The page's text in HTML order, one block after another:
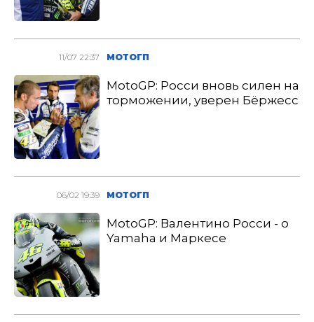
11/07 22:37 МОТОГП
MotoGP: Росси вновь силен на
торможении, уверен Бёржесс
06/02 19:39 МОТОГП
MotoGP: Валентино Росси - о
Yamaha и Маркесе